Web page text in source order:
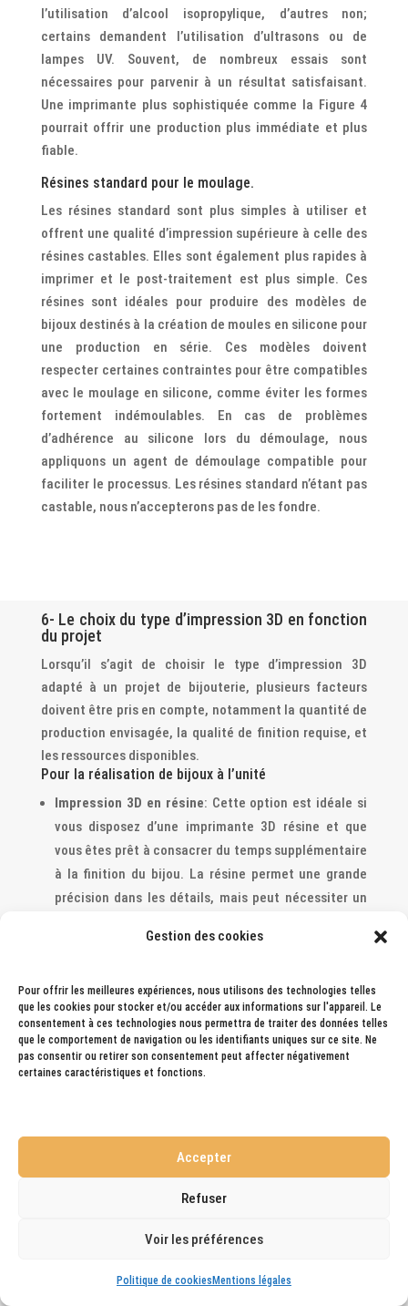
Gestion des cookies
Pour offrir les meilleures expériences, nous utilisons des technologies telles
que les cookies pour stocker et/ou accéder aux informations sur l'appareil. Le
consentement à ces technologies nous permettra de traiter des données telles
que le comportement de navigation ou les identifiants uniques sur ce site. Ne
pas consentir ou retirer son consentement peut affecter négativement
certaines caractéristiques et fonctions.
Accepter
Refuser
Voir les préférences
Politique de cookies Mentions légales
l’utilisation d’alcool isopropylique, d’autres non;
certains demandent l’utilisation d’ultrasons ou de
lampes UV. Souvent, de nombreux essais sont
nécessaires pour parvenir à un résultat satisfaisant.
Une imprimante plus sophistiquée comme la Figure 4
pourrait offrir une production plus immédiate et plus
fiable.
Résines standard pour le moulage.
Les résines standard sont plus simples à utiliser et
offrent une qualité d’impression supérieure à celle des
résines castables. Elles sont également plus rapides à
imprimer et le post-traitement est plus simple. Ces
résines sont idéales pour produire des modèles de
bijoux destinés à la création de moules en silicone pour
une production en série. Ces modèles doivent
respecter certaines contraintes pour être compatibles
avec le moulage en silicone, comme éviter les formes
fortement indémoulables. En cas de problèmes
d’adhérence au silicone lors du démoulage, nous
appliquons un agent de démoulage compatible pour
faciliter le processus. Les résines standard n’étant pas
castable, nous n’accepterons pas de les fondre.
6- Le choix du type d’impression 3D en fonction
du projet
Lorsqu’il s’agit de choisir le type d’impression 3D
adapté à un projet de bijouterie, plusieurs facteurs
doivent être pris en compte, notamment la quantité de
production envisagée, la qualité de finition requise, et
les ressources disponibles.
Pour la réalisation de bijoux à l’unité
Impression 3D en résine: Cette option est idéale si
vous disposez d’une imprimante 3D résine et que
vous êtes prêt à consacrer du temps supplémentaire
à la finition du bijou. La résine permet une grande
précision dans les détails, mais peut nécessiter un
atteindre la qualité de surface désirée.
absolue ou si vous ne possédez pas d’imprimante 3D
résine, l’impression en cire est la meilleure option.
Elle offre une excellente fidélité au modèle
numérique original et nécessite moins de finition
produire en série, l’impression en résine standard est
surface (effet lissant de la résine, voir plus bas). Il
réparer les traces laissées par les supports. Bien que